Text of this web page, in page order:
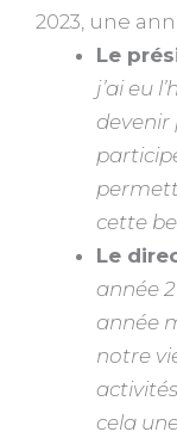
2023, une
Le
j’ai eu
devenir
cette
Le
année
année
notre
cela